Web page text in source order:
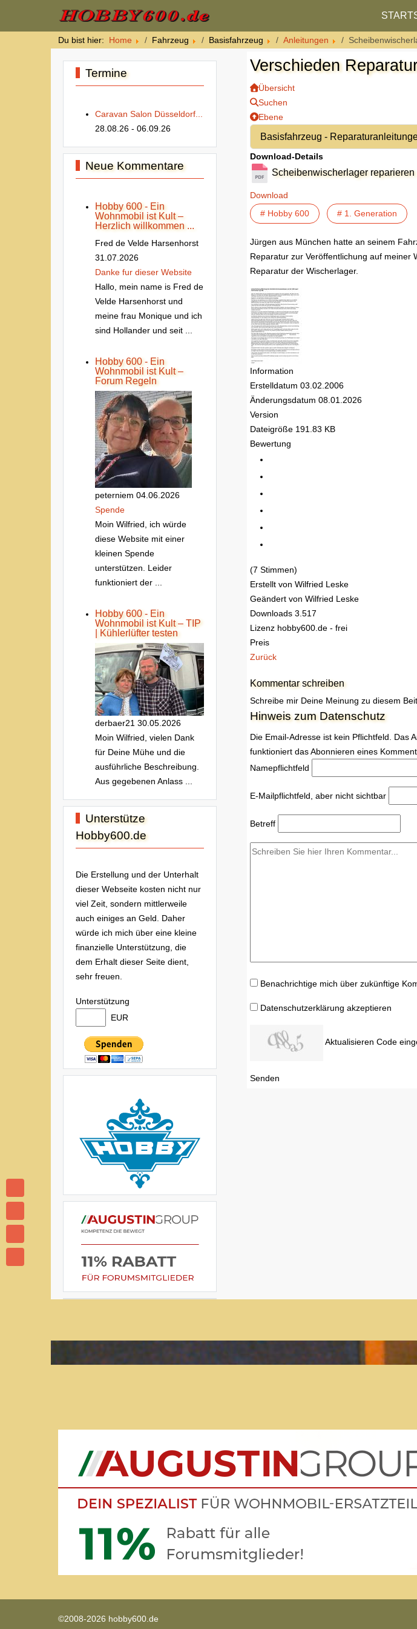
Du bist hier: Home Fahrzeug Basisfahrzeug Anleitungen
Termine
Caravan Salon Düsseldorf...
28.08.26 - 06.09.26
Neue Kommentare
Hobby 600 - Ein
Wohnmobil ist Kult –
Herzlich willkommen ...
Fred de Velde Harsenhorst
31.07.2026
Danke fur dieser Website
Hallo, mein name is Fred de
Velde Harsenhorst und
meine frau Monique und ich
sind Hollander und seit ...
Hobby 600 - Ein
Wohnmobil ist Kult –
Forum Regeln
peterniem 04.06.2026
Spende
Moin Wilfried, ich würde
diese Website mit einer
kleinen Spende
unterstützen. Leider
funktioniert der ...
Hobby 600 - Ein
Wohnmobil ist Kult – TIP
| Kühlerlüfter testen
derbaer21 30.05.2026
Moin Wilfried, vielen Dank
für Deine Mühe und die
ausführliche Beschreibung.
Aus gegebenen Anlass ...
Unterstütze
Hobby600.de
Die Erstellung und der Unterhalt
dieser Webseite kosten nicht nur
viel Zeit, sondern mittlerweile
auch einiges an Geld. Daher
würde ich mich über eine kleine
finanzielle Unterstützung, die
dem Erhalt dieser Seite dient,
sehr freuen.
Unterstützung
EUR
Verschieden
Übersicht
Suchen
Ebene
Download-Details
Scheibenwischerlager reparieren
Download
# Hobby 600
# 1. Generation
Jürgen aus München hatte an seinem
Reparatur zur Veröffentlichung auf meiner
Reparatur der Wischerlager.
Information
Erstelldatum 03.02.2006
Änderungsdatum 08.01.2026
Version
Dateigröße 191.83 KB
Bewertung
(7 Stimmen)
Erstellt von Wilfried Leske
Geändert von Wilfried Leske
Downloads 3.517
Lizenz hobby600.de - frei
Preis
Zurück
Kommentar schreiben
Schreibe mir Deine Meinung zu diesem
Hinweis zum Datenschutz
Die Email-Adresse ist kein Pflichtfeld. Das
funktioniert das Abonnieren eines
Namepflichtfeld
E-Mailpflichtfeld, aber nicht sichtbar
Betreff
Benachrichtige mich über zukünftige
Datenschutzerklärung akzeptieren
Aktualisieren Code
Senden
©2008-2026 hobby600.de